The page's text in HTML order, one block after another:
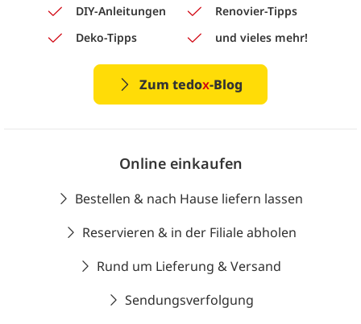
DIY-Anleitungen
Renovier-Tipps
Deko-Tipps
und vieles mehr!
Zum tedox-Blog
Online einkaufen
Bestellen & nach Hause liefern lassen
Reservieren & in der Filiale abholen
Rund um Lieferung & Versand
Sendungsverfolgung